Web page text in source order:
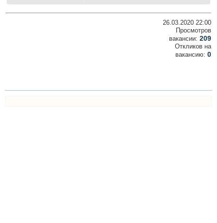
26.03.2020 22:00
Просмотров
вакансии: 209
Откликов на
вакансию: 0